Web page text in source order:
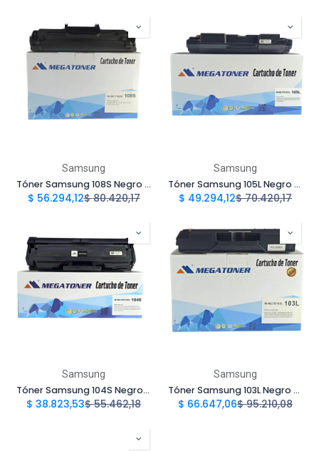
Samsung
Tóner Samsung 108S Negro MLTD108S Compatible con Samsung ML 1640, 1641, 2240 | Megatoner
$ 56.294,12$80.420,17
Samsung
Tóner Samsung 105L Negro MLT-D105L Compatible con Samsung ML 1910, 2525, 2525W | Megatoner
$ 49.294,12$70.420,17
Samsung
Tóner Samsung 104S Negro MLTD104S Compatible con Samsung ML 1660, 1665, 1865 | Megatoner
$ 38.823,53$55.462,18
Samsung
Tóner Samsung 103L Negro MLTD103L Compatible con Samsung ML 2950, 2951, 2955 | Megatoner
$ 66.647,06$95.210,08